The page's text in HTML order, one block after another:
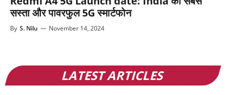
सस्ता और पावरफुल 5G स्मार्टफोन
By S. Nilu — November 14, 2024
LATEST ARTICLES